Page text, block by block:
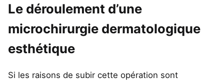
Le déroulement d’une
microchirurgie dermatologique
esthétique
Si les raisons de subir cette opération sont